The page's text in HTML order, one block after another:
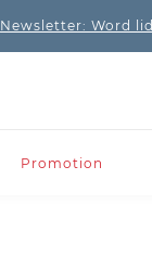
Newsletter: Word
Promotion